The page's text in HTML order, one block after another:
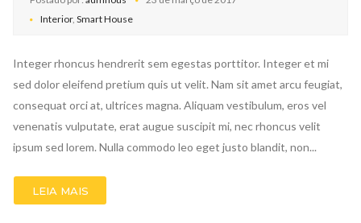
Interior, Smart House
Integer rhoncus hendrerit sem egestas porttitor. Integer et mi
sed dolor eleifend pretium quis ut velit. Nam sit amet arcu feugiat,
consequat orci at, ultrices magna. Aliquam vestibulum, eros vel
venenatis vulputate, erat augue suscipit mi, nec rhoncus velit
ipsum sed lorem. Nulla commodo leo eget justo blandit, non...
LEIA MAIS